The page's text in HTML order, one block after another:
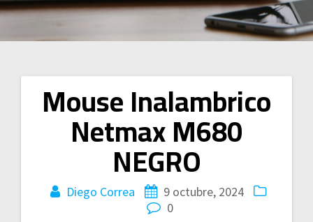
Mouse Inalambrico
Netmax M680
NEGRO
Diego Correa
9 octubre, 2024
0
Navegación
entradas